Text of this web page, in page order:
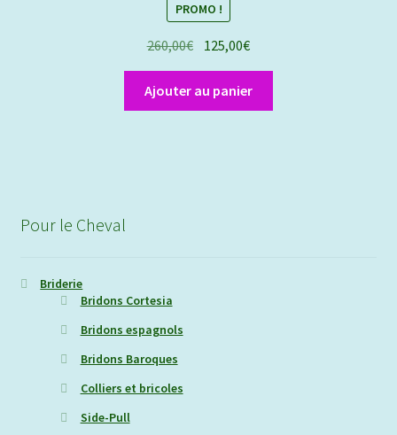
PROMO !
260,00€ Le
prix
initial
était :
125,00€Le
prix
actuel
est :
Ajouter au panier
Pour le Cheval
Briderie
Bridons Cortesia
Bridons espagnols
Bridons Baroques
Colliers et bricoles
Side-Pull